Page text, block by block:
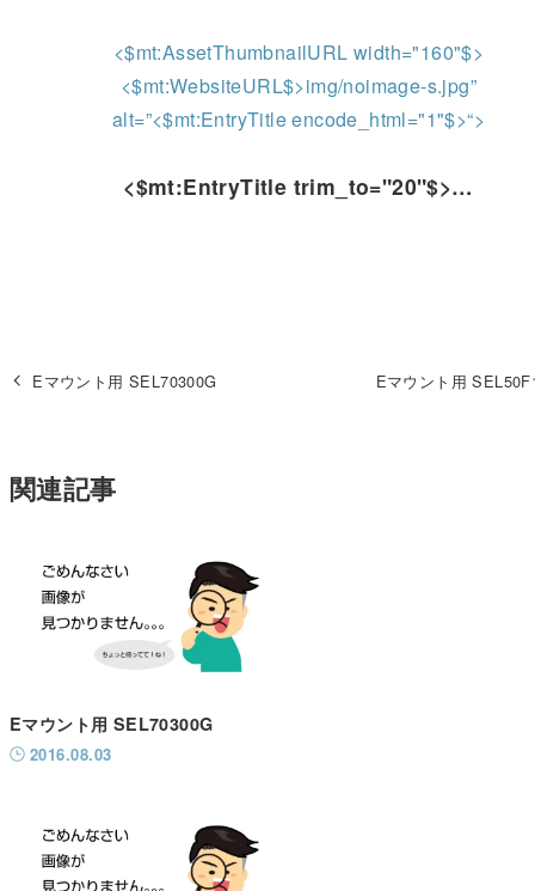
<$mt:AssetThumbnailURL width="160"$>
<$mt:WebsiteURL$>img/noimage-s.jpg”
alt=”<$mt:EntryTitle encode_html="1"$>“>
<$mt:EntryTitle trim_to="20"$>…
Eマウント用 SEL70300G Eマウント用
関連記事
Eマウント用 SEL70300G
2016.08.03